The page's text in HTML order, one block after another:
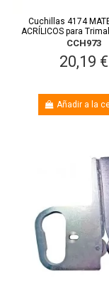
Cuchillas 4174
ACRÍLICOS para
CCH973
20,19 €
Añadir a la